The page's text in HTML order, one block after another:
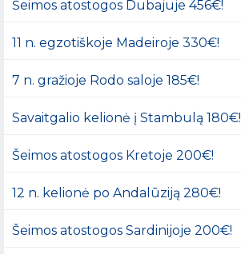
Šeimos atostogos Dubajuje 456€!
11 n. egzotiškoje Madeiroje 330€!
7 n. gražioje Rodo saloje 185€!
Savaitgalio kelionė į Stambulą 180€!
Šeimos atostogos Kretoje 200€!
12 n. kelionė po Andalūziją 280€!
Šeimos atostogos Sardinijoje 200€!